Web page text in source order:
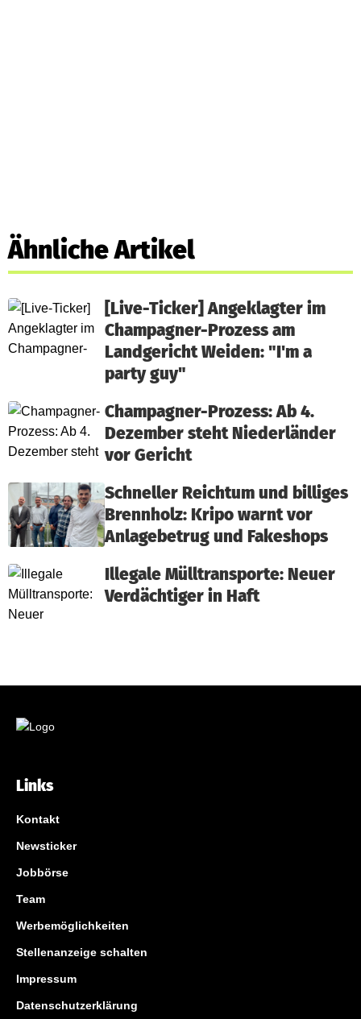
Ähnliche Artikel
[Live-Ticker] Angeklagter im
Champagner-Prozess am
Landgericht Weiden: "I'm a
party guy"
Champagner-Prozess: Ab 4.
Dezember steht Niederländer
vor Gericht
Schneller Reichtum und billiges
Brennholz: Kripo warnt vor
Anlagebetrug und Fakeshops
Illegale Mülltransporte: Neuer
Verdächtiger in Haft
Links
Kontakt
Newsticker
Jobbörse
Team
Werbemöglichkeiten
Stellenanzeige schalten
Impressum
Datenschutzerklärung